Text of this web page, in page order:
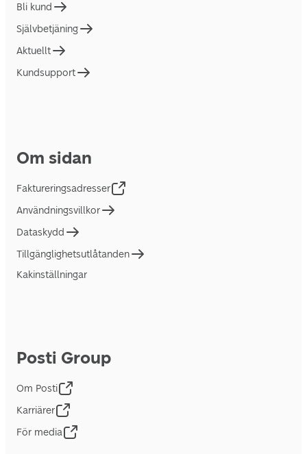
Bli kund
Självbetjäning
Aktuellt
Kundsupport
Om sidan
Faktureringsadresser
Användningsvillkor
Dataskydd
Tillgänglighetsutlåtanden
Kakinställningar
Posti Group
Om Posti
Karriärer
För media